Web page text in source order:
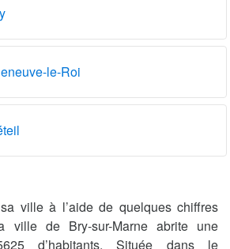
le-Roi
ville à l’aide de quelques chiffres
de Bry-sur-Marne abrite une
d’habitants. Située dans le